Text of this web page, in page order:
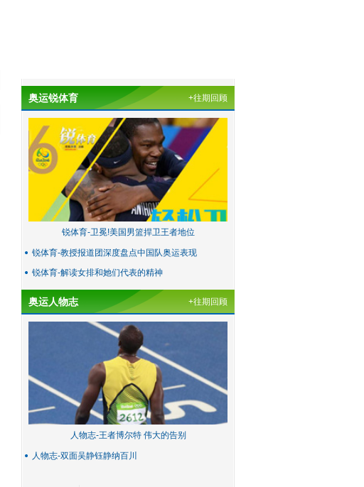
奥运锐体育 +往期回顾
锐体育-卫冕!美国男篮捍卫王者地位
锐体育-教授报道团深度盘点中国队奥运表现
锐体育-解读女排和她们代表的精神
奥运人物志 +往期回顾
人物志-王者博尔特 伟大的告别
人物志-双面吴静钰静纳百川